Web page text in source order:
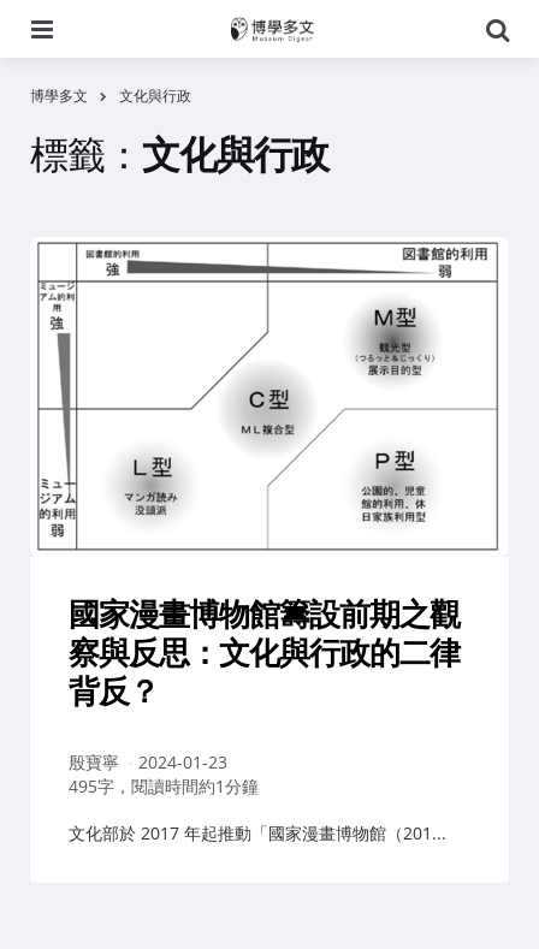
尋
博學多文 文化與行政
標籤： 文化與行政
國家漫畫博物館籌設前期之觀
察與反思：文化與行政的二律
背反？
作
者：
殷寶寧
2024-01-23
495字，閱讀時間約1分鐘
文化部於 2017 年起推動「國家漫畫博物館（201...